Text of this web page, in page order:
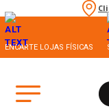
ENCARTE LOJAS FÍSICAS